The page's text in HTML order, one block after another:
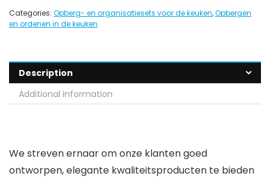
Categories: Opberg- en organisatiesets voor de keuken,Opbergen
en ordenen in de keuken
Description
Additional information
We streven ernaar om onze klanten goed
ontworpen, elegante kwaliteitsproducten te bieden